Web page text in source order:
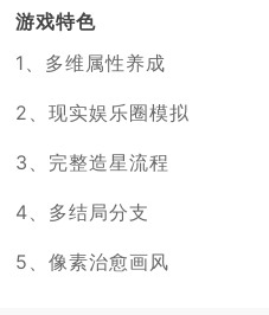
游戏特色
1、多维属性养成
2、现实娱乐圈模拟
3、完整造星流程
4、多结局分支
5、像素治愈画风